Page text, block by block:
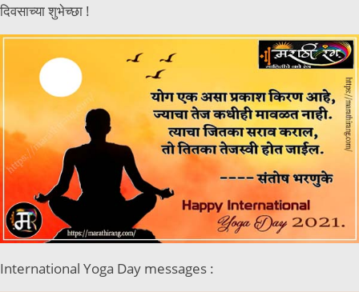
दिवसाच्या शुभेच्छा !
International Yoga Day messages :